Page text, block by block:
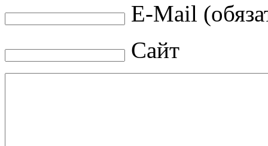
E-Mail
Сайт